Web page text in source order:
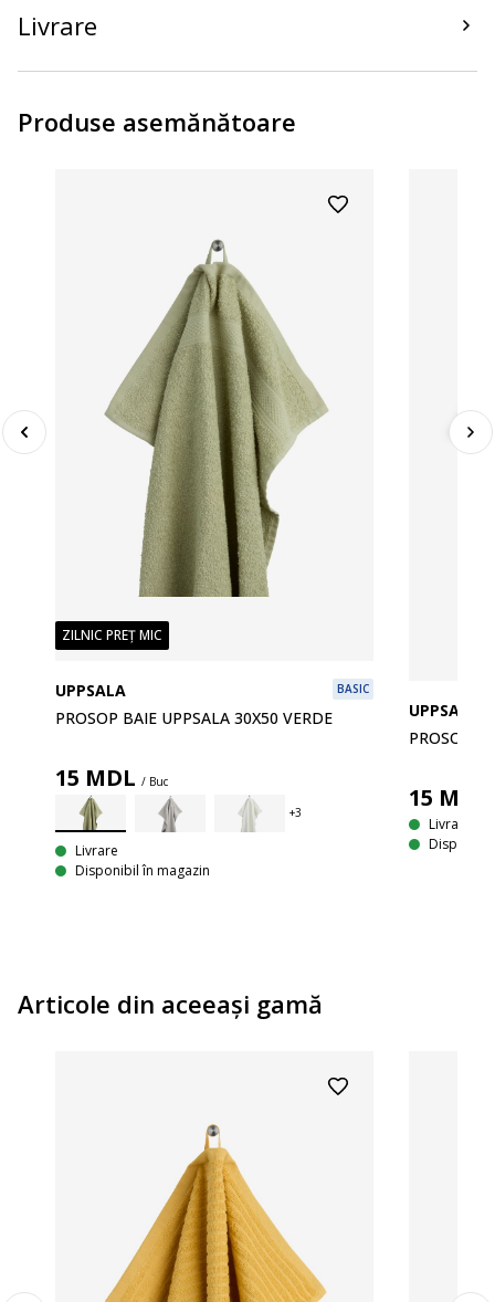
Livrare
Produse asemănătoare
ZILNIC PREȚ MIC
UPPSALA BASIC
PROSOP BAIE UPPSALA 30X50 VERDE
15 MDL / Buc
Livrare
Disponibil în magazin
UPPSALA
PROSOP
15 MDL
Livrare
Disponibil
Articole din aceeaşi gamă